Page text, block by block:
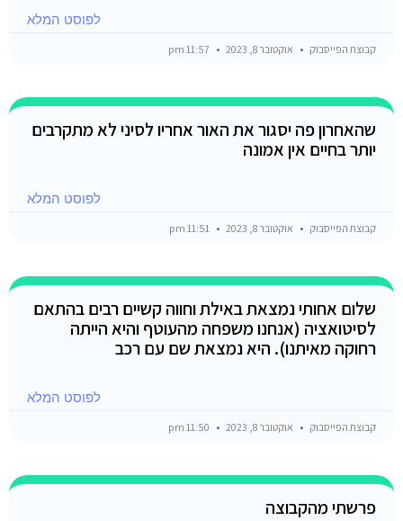
לפוסט המלא
קבוצת הפייסבוק אוקטובר 8, 2023
שהאחרון פה יסגור את האור אחריו לסיני לא מתקרבים
יותר בחיים אין אמונה
לפוסט המלא
קבוצת הפייסבוק אוקטובר 8, 2023
שלום אחותי נמצאת באילת וחווה קשיים רבים בהתאם
לסיטואציה (אנחנו משפחה מהעוטף והיא הייתה
רחוקה מאיתנו). היא נמצאת שם עם רכב
לפוסט המלא
קבוצת הפייסבוק אוקטובר 8, 2023
פרשתי מהקבוצה